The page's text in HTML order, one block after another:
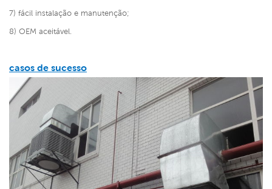
7) fácil instalação e manutenção;
8) OEM aceitável.
casos de sucesso